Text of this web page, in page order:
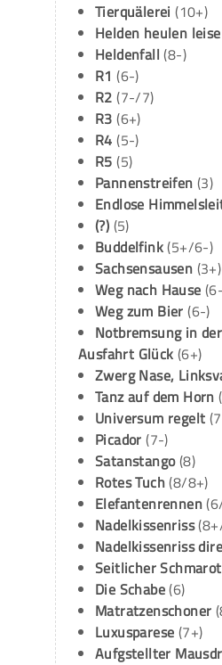
Tierquälerei (10+)
Helden heulen
Heldenfall(8-)
R1 (6-)
R2 (7-/7)
R3 (6+)
R4 (5-)
R5 (5)
Pannenstreifen (3)
Endlose
(?) (5)
Buddelfink(5+/6-)
Sachsensausen (3+)
Weg nach Hause
Weg zum Bier (6-)
Notbremsung in
Ausfahrt Glück (6+)
Zwerg Nase,
Tanz auf dem Horn
Universum regelt
Picador (7-)
Satanstango(8)
Rotes Tuch(8/8+)
Elefantenrennen
Nadelkissenriss
Nadelkissenriss
Seitlicher
Die Schabe(6)
Matratzenschoner
Luxusparese (7+)
Aufgstellter